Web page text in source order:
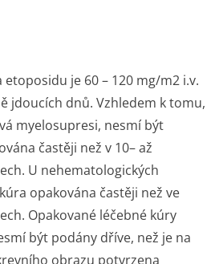
je 60 – 120 mg/m2 i.v.
jdoucích dnů. Vzhledem k tomu,
myelosupresi, nesmí být
častěji než v 10– až
U nehematologických
opakována častěji než ve
Opakované léčebné kúry
být podány dříve, než je na
obrazu potvrzena